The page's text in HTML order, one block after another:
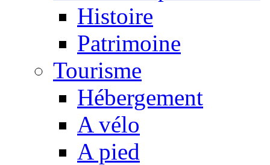
Histoire
Patrimoine
Tourisme
Hébergement
A vélo
A pied